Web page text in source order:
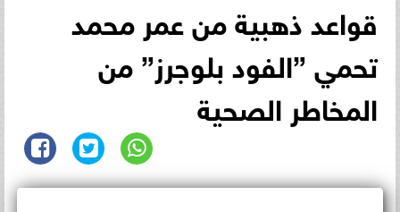
قواعد ذهبية من عمر محمد
تحمي ”الفود بلوجرز” من
المخاطر الصحية